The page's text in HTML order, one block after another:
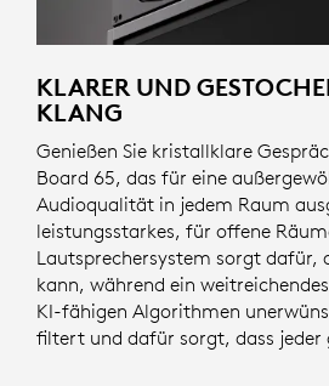
KLARER UND
KLANG
Genießen Sie kristallklare
Board 65, das für eine
Audioqualität in jedem Raum
leistungsstarkes, für offene
Lautsprechersystem sorgt dafür,
kann, während ein
KI-fähigen Algorithmen
filtert und dafür sorgt, dass jeder